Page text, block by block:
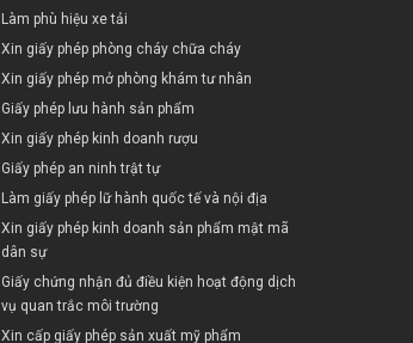
Làm phù hiệu xe tải
Xin giấy phép phòng cháy chữa cháy
Xin giấy phép mở phòng khám tư nhân
Giấy phép lưu hành sản phẩm
Xin giấy phép kinh doanh rượu
Giấy phép an ninh trật tự
Làm giấy phép lữ hành quốc tế và nội địa
Xin giấy phép kinh doanh sản phẩm mật mã
dân sự
Giấy chứng nhận đủ điều kiện hoạt động dịch
vụ quan trắc môi trường
Xin cấp giấy phép sản xuất mỹ phẩm